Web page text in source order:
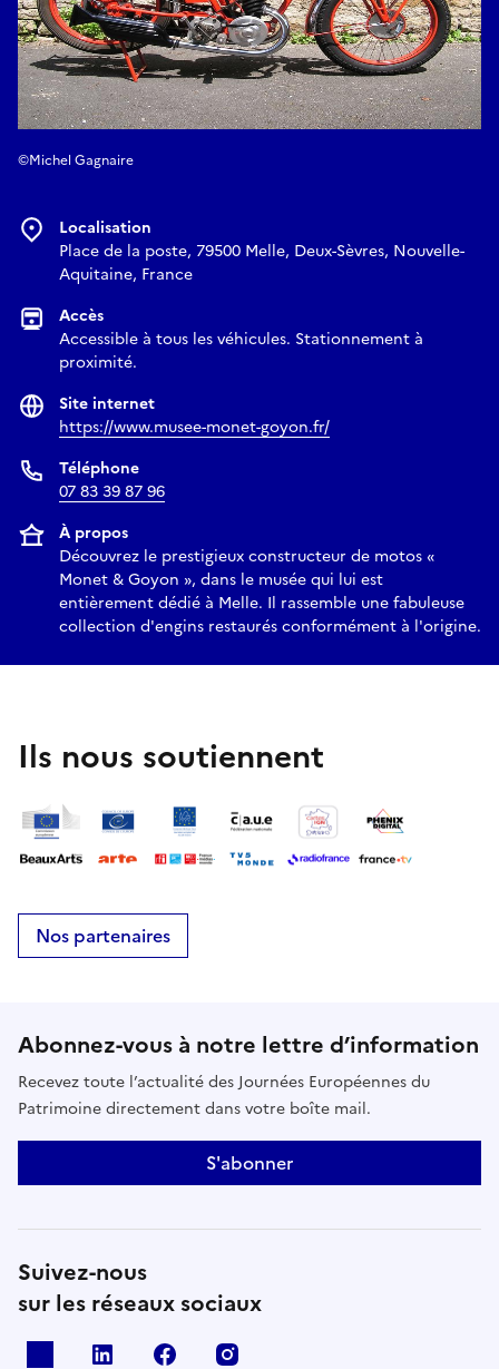
©Michel Gagnaire
Localisation
Place de la poste, 79500 Melle, Deux-Sèvres, Nouvelle-
Aquitaine, France
Accès
Accessible à tous les véhicules. Stationnement à
proximité.
Site internet
https://www.musee-monet-goyon.fr/
Téléphone
07 83 39 87 96
À propos
Découvrez le prestigieux constructeur de motos «
Monet & Goyon », dans le musée qui lui est
entièrement dédié à Melle. Il rassemble une fabuleuse
collection d'engins restaurés conformément à l'origine.
Ils nous soutiennent
Nos partenaires
Abonnez-vous à notre lettre d’information
Recevez toute l’actualité des Journées Européennes du
Patrimoine directement dans votre boîte mail.
S'abonner
Suivez-nous
sur les réseaux sociaux
Linkedin Facebook